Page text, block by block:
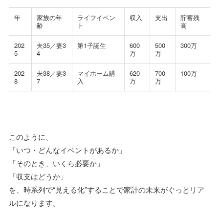
年
家族の年
齢
ライフイベン
ト
収入 支出
貯蓄残
高
202
5
夫35／妻3
4
第1子誕生
600
万
500
万
300万
202
8
夫38／妻3
7
マイホーム購
入
620
万
700
万
100万
このように、
「いつ・どんなイベントがあるか」
「そのとき、いくら必要か」
「収支はどうか」
を、時系列で“見える化”することで家計の未来がぐっとリア
ルになります。